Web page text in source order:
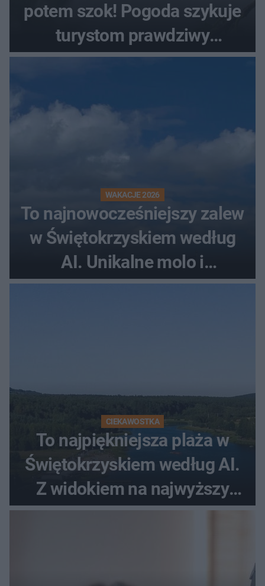
potem szok! Pogoda szykuje
turystom prawdziwy
rollercoaster
WAKACJE 2026
To najnowocześniejszy zalew
w Świętokrzyskiem według
AI. Unikalne molo i
promenada
CIEKAWOSTKA
To najpiękniejsza plaża w
Świętokrzyskiem według AI.
Z widokiem na najwyższy
szczyt Gór Świętokrzyskich